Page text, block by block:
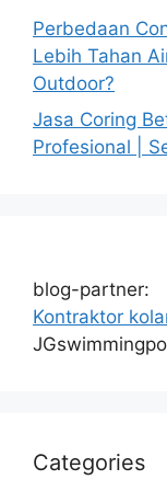
Perbedaan
Lebih Tahan
Outdoor?
Jasa Coring
Profesional |
blog-partner:
Kontraktor
Categories